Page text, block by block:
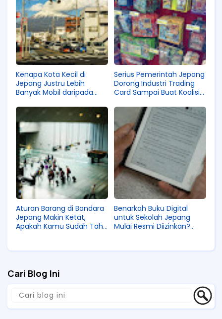
Kenapa Kota Kecil di
Jepang Justru Lebih
Banyak Mobil daripada
Begini Faktanya!
Serius Pemerintah Jepang
Dorong Industri Trading
Card Sampai Buat Koalisi
Aturan Barang di Bandara
Jepang Makin Ketat,
Apakah Kamu Sudah Tahu
Benarkah Buku Digital
untuk Sekolah Jepang
Mulai Resmi Diizinkan?
Cari Blog Ini